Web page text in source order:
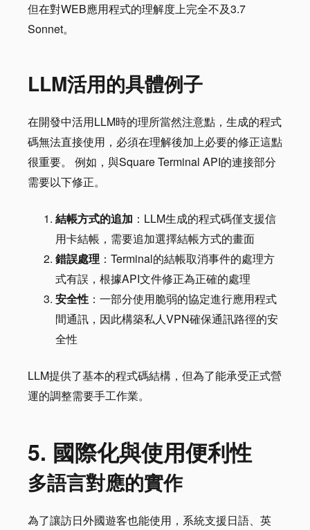
但在對WEB應用程式的理解度上完全不及3.7
Sonnet。
LLM活用的具體例子
在開發中活用LLM時的理所當然注意點，生成的程式
碼無法直接使用，必須在理解後加上必要的修正這點
很重要。 例如，與Square Terminal API的連接部分
需要以下修正。
結帳方式的追加 ：LLM生成的程式碼僅支援信
用卡結帳，需要追加選擇結帳方式的畫面
錯誤處理 ：Terminal的結帳取消事件的處理方
式有誤，根據API文件修正為正確的處理
安全性 ：一部分使用脆弱的協定進行應用程式
間通訊，因此構築私人VPN確保通訊路徑的安
全性
LLM提供了基本的程式碼結構，但為了能承受正式營
運的調整需要手工作業。
5. 國際化與使用便利性
多語言對應的實作
為了讓訪日外國遊客也能使用，系統支援日語、英